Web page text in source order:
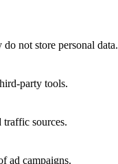
not store personal data.
party tools.
sources.
ad campaigns.